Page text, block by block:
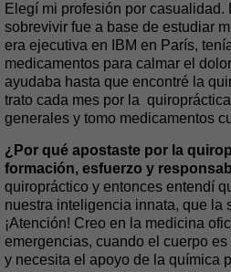
Elegí mi profesión por
sobrevivir fue a base de estudiar
era ejecutiva en IBM en París,
medicamentos para calmar el
ayudaba hasta que encontré la
trato cada mes por la
generales y tomo medicamentos
¿Por qué apostaste por la
formación, esfuerzo y
quiropráctico y entonces entendí
nuestra inteligencia innata, que la
¡Atención! Creo en la medicina
emergencias, cuando el cuerpo
y necesita el apoyo de la química